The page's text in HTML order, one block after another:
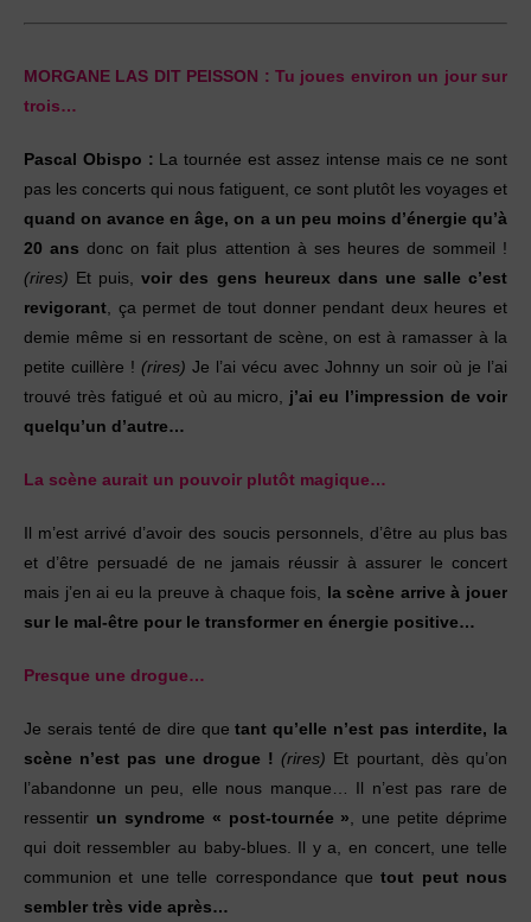
MORGANE LAS DIT PEISSON : Tu joues environ un jour sur
trois…
Pascal Obispo : La tournée est assez intense mais ce ne sont
pas les concerts qui nous fatiguent, ce sont plutôt les voyages et
quand on avance en âge, on a un peu moins d’énergie qu’à
20 ans donc on fait plus attention à ses heures de sommeil !
(rires) Et puis,voir des gens heureux dans une salle c’est
revigorant , ça permet de tout donner pendant deux heures et
demie même si en ressortant de scène, on est à ramasser à la
petite cuillère ! (rires) Je l’ai vécu avec Johnny un soir où je l’ai
trouvé très fatigué et où au micro,
j’ai eu l’impression de voir
quelqu’un d’autre…
La scène aurait un pouvoir plutôt magique…
Il m’est arrivé d’avoir des soucis personnels, d’être au plus bas
et d’être persuadé de ne jamais réussir à assurer le concert
mais j’en ai eu la preuve à chaque fois,
la scène arrive à jouer
sur le mal-être pour le transformer en énergie positive…
Presque une drogue…
Je serais tenté de dire quetant qu’elle n’est pas interdite, la
scène n’est pas une drogue !(rires) Et pourtant, dès qu’on
l’abandonne un peu, elle nous manque… Il n’est pas rare de
ressentir un syndrome « post-tournée » , une petite déprime
qui doit ressembler au baby-blues. Il y a, en concert, une telle
communion et une telle correspondance quetout peut nous
sembler très vide après…